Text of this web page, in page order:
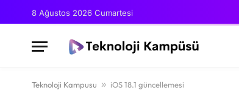
8 Ağustos 2026 Cumartesi
Teknoloji Kampusu » iOS 18.1 güncellemesi